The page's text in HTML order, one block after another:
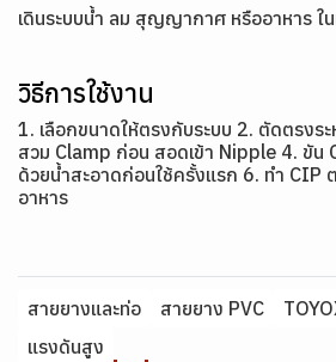
เดินระบบน้ำ ลม สุญญากาศ หรืออาหาร ใน
วิธีการใช้งาน
1. เลือกขนาดให้ตรงกับระบบ 2. ตัดตรงร
สวม Clamp ก่อน สอดเข้า Nipple 4. ขัน
ด้วยน้ำสะอาดก่อนใช้ครั้งแรก 6. ทำ CIP
อาหาร
สายยางและท่อ สายยาง PVC
แรงดันสูง